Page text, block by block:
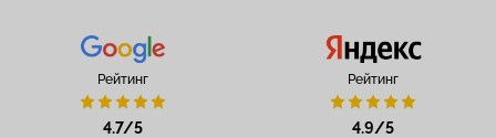
Рейтинг
4.7/5
Рейтинг
4.9/5